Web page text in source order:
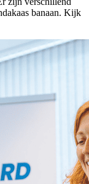
banaan. Kijk